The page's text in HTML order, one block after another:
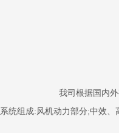
我司根据国内
系统组成:风机动力部分;中效